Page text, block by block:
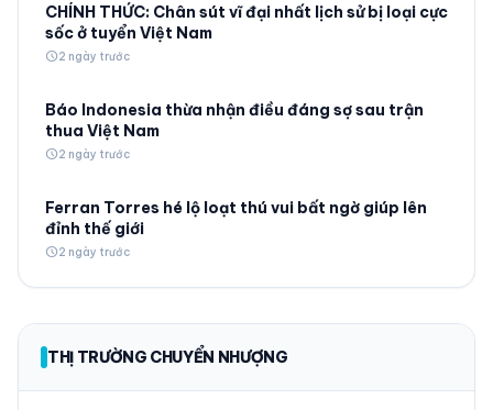
CHÍNH THỨC: Chân sút vĩ đại nhất lịch sử bị loại cực
sốc ở tuyển Việt Nam
schedule2 ngày trước
Báo Indonesia thừa nhận điều đáng sợ sau trận
thua Việt Nam
schedule2 ngày trước
Ferran Torres hé lộ loạt thú vui bất ngờ giúp lên
đỉnh thế giới
schedule2 ngày trước
THỊ TRƯỜNG CHUYỂN NHƯỢNG